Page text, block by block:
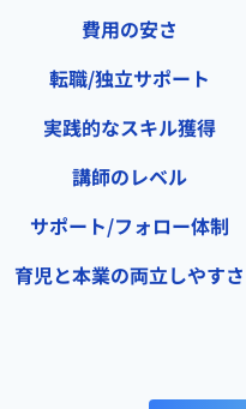
費用の安さ
転職/独立サポート
実践的なスキル獲得
講師のレベル
サポート/フォロー体制
育児と本業の両立しやすさ